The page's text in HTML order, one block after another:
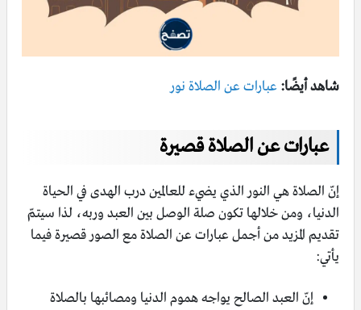
شاهد أيضًا: عبارات عن الصلاة نور
عبارات عن الصلاة قصيرة
إنّ الصلاة هي النور الذي يضيء للعالمين درب الهدى في الحياة
الدنيا، ومن خلالها تكون صلة الوصل بين العبد وربه، لذا سيتمّ
تقديم المزيد من أجمل عبارات عن الصلاة مع الصور قصيرة فيما
يأتي:
إنّ العبد الصالح يواجه هموم الدنيا ومصائبها بالصلاة